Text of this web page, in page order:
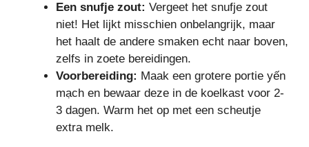
Een snufje zout: Vergeet het snufje zout
niet! Het lijkt misschien onbelangrijk, maar
het haalt de andere smaken echt naar boven,
zelfs in zoete bereidingen.
Voorbereiding: Maak een grotere portie yến
mạch en bewaar deze in de koelkast voor 2-
3 dagen. Warm het op met een scheutje
extra melk.